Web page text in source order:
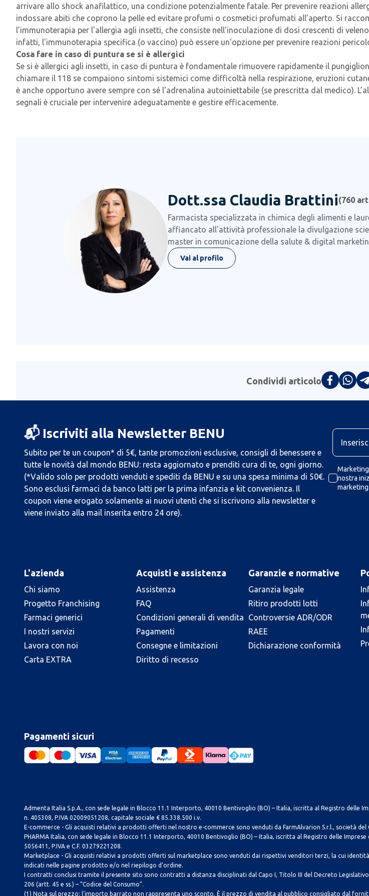
arrivare allo shock anafilattico, una condizione potenzialmente fatale. Per prevenire reazioni
indossare abiti che coprono la pelle ed evitare profumi o cosmetici profumati all’aperto. Si
l’immunoterapia per l'allergia agli insetti, che consiste nell'inoculazione di dosi crescenti di
infatti, l'immunoterapia specifica (o vaccino) può essere un'opzione per prevenire reazioni
Cosa fare in caso di puntura se si è allergici
Se si è allergici agli insetti, in caso di puntura è fondamentale rimuovere rapidamente il
chiamare il 118 se compaiono sintomi sistemici come difficoltà nella respirazione, eruzioni
è anche opportuno avere sempre con sé l'adrenalina autoiniettabile (se prescritta dal medico).
segnali è cruciale per intervenire adeguatamente e gestire efficacemente.
Dott.ssa Claudia Brattini(760
Farmacista specializzata in chimica degli alimenti e
affiancato all'attività professionale la divulgazione
master in comunicazione della salute & digital
Vai al profilo
Condividi articolo
📬 Iscriviti alla Newsletter BENU
Subito per te un coupon* di 5€, tante promozioni esclusive, consigli di benessere e
tutte le novità dal mondo BENU: resta aggiornato e prenditi cura di te, ogni giorno.
(*Valido solo per prodotti venduti e spediti da BENU e su una spesa minima di 50€.
Sono esclusi farmaci da banco latti per la prima infanzia e kit convenienza. Il
coupon viene erogato solamente ai nuovi utenti che si iscrivono alla newsletter e
viene inviato alla mail inserita entro 24 ore).
nostra
marketing.
L'azienda
Chi siamo
Progetto Franchising
Farmaci generici
I nostri servizi
Lavora con noi
Carta EXTRA
Acquisti e assistenza
Assistenza
FAQ
Condizioni generali di vendita
Pagamenti
Consegne e limitazioni
Diritto di recesso
Garanzie e normative
Garanzia legale
Ritiro prodotti lotti
Controversie ADR/ODR
RAEE
Dichiarazione conformità
Pagamenti sicuri
Admenta Italia S.p.A., con sede legale in Blocco 11.1 Interporto, 40010 Bentivoglio (BO) – Italia, iscritta al Registro delle
n. 405308, P.IVA 02009051208, capitale sociale € 85.338.500 i.v.
E-commerce - Gli acquisti relativi a prodotti offerti nel nostro e-commerce sono venduti da FarmAlvarion S.r.l., società del
PHARMA Italia, con sede legale in Blocco 11.1 Interporto, 40010 Bentivoglio (BO) – Italia, iscritta al Registro delle Imprese
5056411, P.IVA e C.F. 03279221208.
Marketplace - Gli acquisti relativi a prodotti offerti sul marketplace sono venduti dai rispettivi venditori terzi, la cui
indicati nelle pagine prodotto e/o nel riepilogo d’ordine.
I contratti conclusi tramite il presente sito sono contratti a distanza disciplinati dal Capo I, Titolo III del Decreto
206 (artt. 45 e ss.) – “Codice del Consumo”.
(1) Nota sul prezzo: l’importo barrato non rappresenta uno sconto. È il prezzo di vendita al pubblico consigliato dal